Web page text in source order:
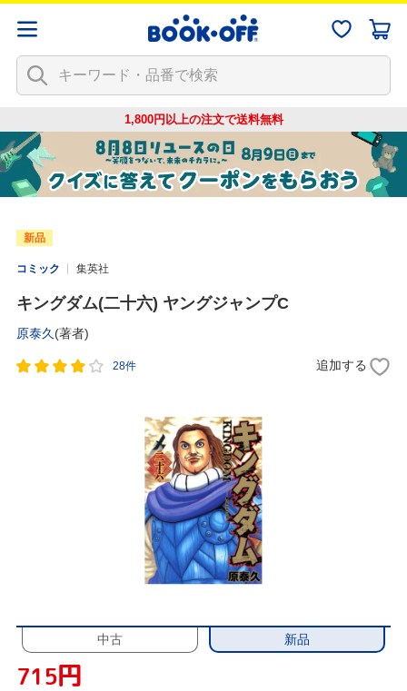
1,800円以上の注文で送料無料
新品
コミック 集英社
キングダム(二十六) ヤングジャンプC
原泰久 (著者)
28件 追加する
中古 新品
715円